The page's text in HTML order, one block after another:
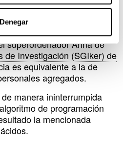
Denegar
contra todas las
19
llamada CoVPSA, se obtuvo
superordenador Arina de
de Investigación (SGIker) de
es equivalente a la de
agregados.
manera ininterrumpida
de programación
la mencionada